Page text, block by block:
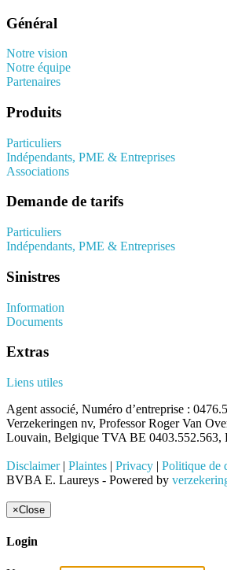
Général
Notre vision
Notre équipe
Partenaires
Produits
Particuliers
Indépendants, PME & Entreprises
Associations
Demande de tarifs
Particuliers
Indépendants, PME & Entreprises
Sinistres
Information
Documents
Extras
Liens utiles
Agent associé, Numéro d’entreprise :
Verzekeringen nv, Professor Roger Van
Louvain, Belgique TVA BE 0403.552.563,
Disclaimer| Plaintes | Privacy | Politique de
BVBA E. Laureys - Powered by
×Close
Login